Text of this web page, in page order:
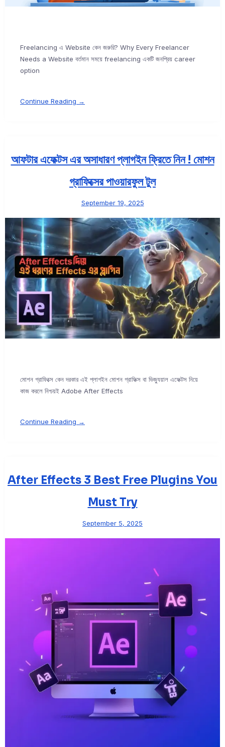
Freelancing এ Website কেন জরুরি? Why Every Freelancer
Needs a Website বর্তমান সময়ে freelancing একটি জনপ্রিয় career
option
Continue Reading →
আফটার এফেক্টস এর অসাধারণ প্লাগইন ফ্রিতে নিন ! মোশন
গ্রাফিক্সের পাওয়ারফুল টুল
September 19, 2025
মোশন গ্রাফিক্সে কেন দরকার এই প্লাগইন মোশন গ্রাফিক্স বা ভিজ্যুয়াল এফেক্টস নিয়ে
কাজ করলে নিশ্চয়ই Adobe After Effects
Continue Reading →
After Effects 3 Best Free Plugins You
Must Try
September 5, 2025